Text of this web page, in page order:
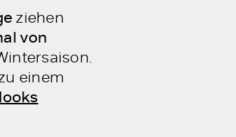
ziehen
von
einem